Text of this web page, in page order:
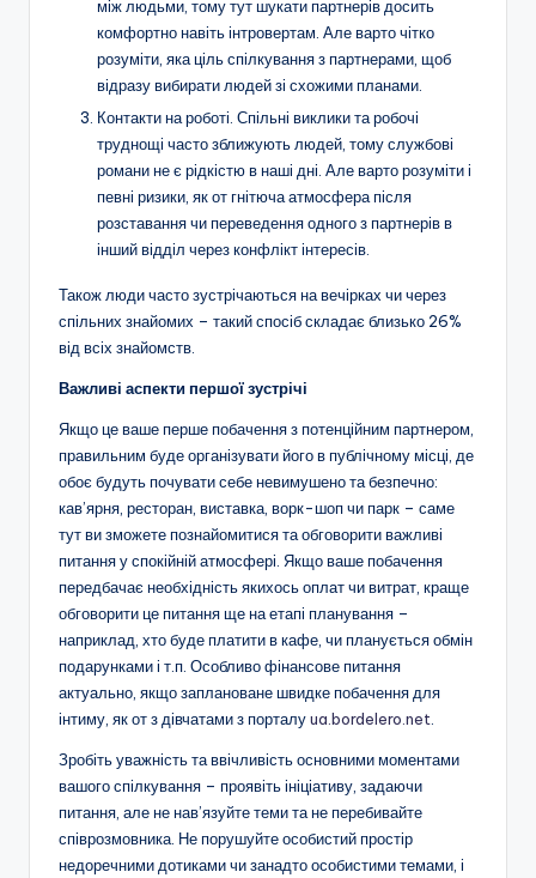
між людьми, тому тут шукати партнерів досить
комфортно навіть інтровертам. Але варто чітко
розуміти, яка ціль спілкування з партнерами, щоб
відразу вибирати людей зі схожими планами.
Контакти на роботі. Спільні виклики та робочі
труднощі часто зближують людей, тому службові
романи не є рідкістю в наші дні. Але варто розуміти і
певні ризики, як от гнітюча атмосфера після
розставання чи переведення одного з партнерів в
інший відділ через конфлікт інтересів.
Також люди часто зустрічаються на вечірках чи через
спільних знайомих – такий спосіб складає близько 26%
від всіх знайомств.
Важливі аспекти першої зустрічі
Якщо це ваше перше побачення з потенційним партнером,
правильним буде організувати його в публічному місці, де
обоє будуть почувати себе невимушено та безпечно:
кав’ярня, ресторан, виставка, ворк-шоп чи парк – саме
тут ви зможете познайомитися та обговорити важливі
питання у спокійній атмосфері. Якщо ваше побачення
передбачає необхідність якихось оплат чи витрат, краще
обговорити це питання ще на етапі планування –
наприклад, хто буде платити в кафе, чи планується обмін
подарунками і т.п. Особливо фінансове питання
актуально, якщо заплановане швидке побачення для
інтиму, як от з дівчатами з порталуua.bordelero.net
Зробіть уважність та ввічливість основними моментами
вашого спілкування – проявіть ініціативу, задаючи
питання, але не нав’язуйте теми та не перебивайте
співрозмовника. Не порушуйте особистий простір
недоречними дотиками чи занадто особистими темами, і